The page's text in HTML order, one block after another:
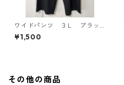
ワイドパンツ ３Ｌ ブラッ
ク KAE-4697
¥1,500
その他の商品